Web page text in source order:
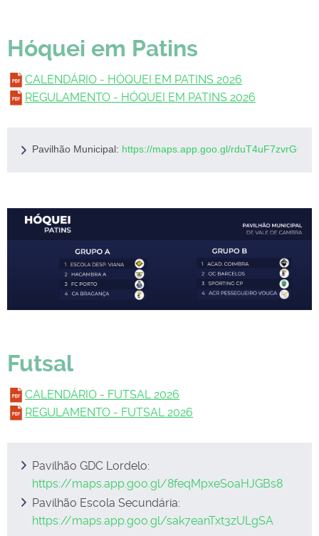
Hóquei em Patins
CALENDÁRIO - HÓQUEI EM PATINS 2026
REGULAMENTO - HÓQUEI EM PATINS 2026
Pavilhão Municipal: https://maps.app.goo.gl/
Futsal
CALENDÁRIO - FUTSAL 2026
REGULAMENTO - FUTSAL 2026
Pavilhão GDC Lordelo:
https://maps.app.goo.gl/8feqMpxeSoaHJGBs8
Pavilhão Escola Secundária:
https://maps.app.goo.gl/sak7eanTxt3zULgSA